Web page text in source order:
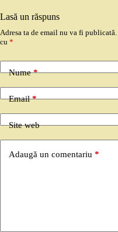
Lasă un răspuns
Adresa ta de email nu va fi publicată.
cu *
Nume*
Email*
Site web
Adaugă un comentariu *